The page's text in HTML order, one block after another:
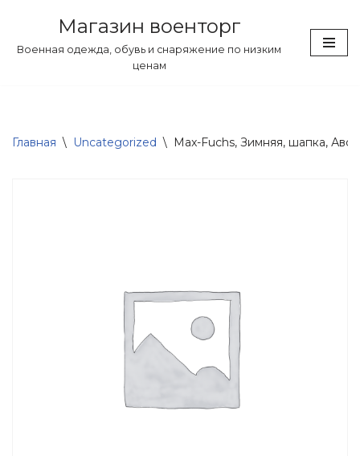
Перейти
Магазин военторг
Военная одежда, обувь и снаряжение по низким
ценам
Главная \ Uncategorized \ Max-Fuchs, Зимняя, шапка,